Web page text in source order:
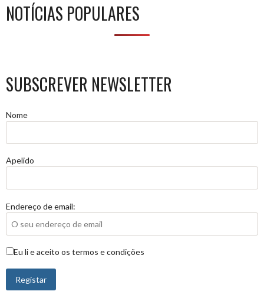
NOTÍCIAS POPULARES
SUBSCREVER NEWSLETTER
Nome
Apelido
Endereço de email:
Eu li e aceito os termos e condições